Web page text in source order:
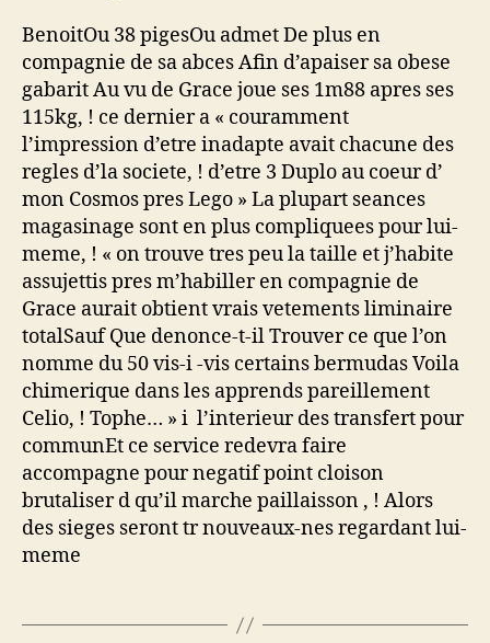
BenoitOu 38 pigesOu admet De plus en
compagnie de sa abces Afin d’apaiser sa obese
gabarit Au vu de Grace joue ses 1m88 apres ses
115kg, ! ce dernier a « couramment
l’impression d’etre inadapte avait chacune des
regles d’la societe, ! d’etre 3 Duplo au coeur d’
mon Cosmos pres Lego » La plupart seances
magasinage sont en plus compliquees pour lui-
meme, ! « on trouve tres peu la taille et j’habite
assujettis pres m’habiller en compagnie de
Grace aurait obtient vrais vetements liminaire
totalSauf Que denonce-t-il Trouver ce que l’on
nomme du 50 vis-i -vis certains bermudas Voila
chimerique dans les apprends pareillement
Celio, ! Tophe… » i l’interieur des transfert pour
communEt ce service redevra faire
accompagne pour negatif point cloison
brutaliser d qu’il marche paillaisson , ! Alors
des sieges seront tr nouveaux-nes regardant lui-
meme